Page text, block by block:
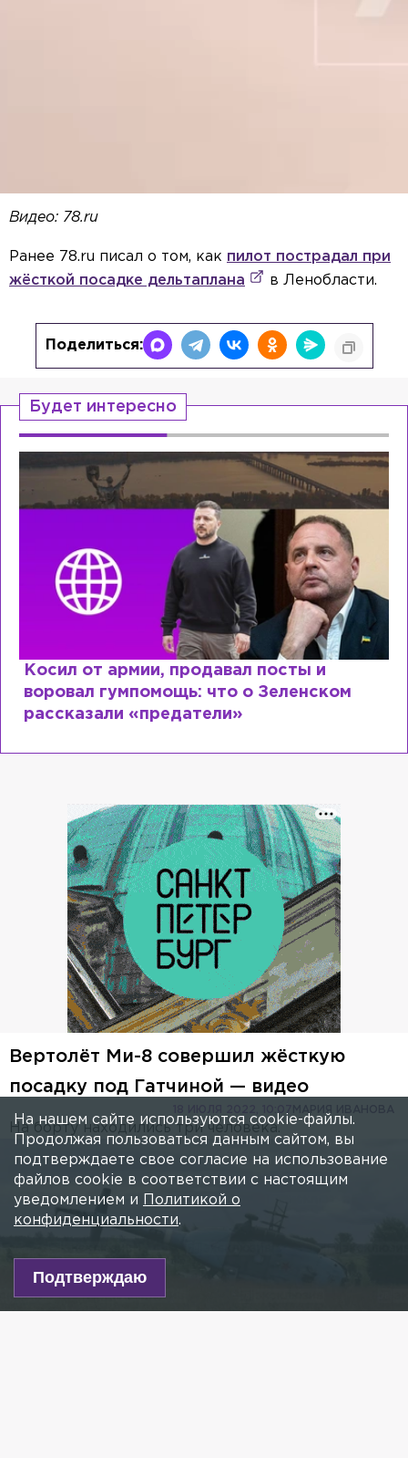
Видео: 78.ru
Ранее 78.ru писал о том, как пилот пострадал при
жёсткой посадке дельтаплана
в Ленобласти.
Поделиться:
Будет интересно
Косил от армии, продавал посты и
воровал гумпомощь: что о Зеленском
рассказали «предатели»
Вертолёт Ми-8 совершил жёсткую
посадку под Гатчиной — видео
МАРИЯ ИВАНОВА
На борту находились три человека.
На нашем сайте используются cookie-файлы.
Продолжая пользоваться данным сайтом, вы
подтверждаете свое согласие на использование
файлов cookie в соответствии с настоящим
уведомлением и
Политикой о
конфиденциальности.
Подтверждаю